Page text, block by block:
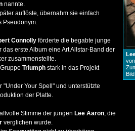
nannte.
auflöste, übernahm sie einfach
Pseudonym.
Connolly förderte die begabte junge
erste Album eine Art Allstar-Band der
zusammenstellte.
Triumph stark in das Projekt
"Under Your Spell" und unterstützte
der Platte.
Stimme der jungen Lee Aaron, die
verglichen wurde.